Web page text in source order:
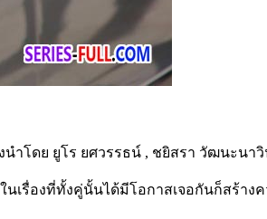
ำโดย ยูโร ยศวรรธน์ , ชยิสรา วัฒนะน
เรื่องที่ทั้งคู่นั้นได้มีโอกาสเจอกันก็สร้า